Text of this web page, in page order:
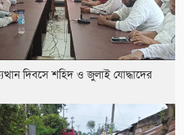
দিবসে শহিদ ও জুলাই যোদ্ধাদের